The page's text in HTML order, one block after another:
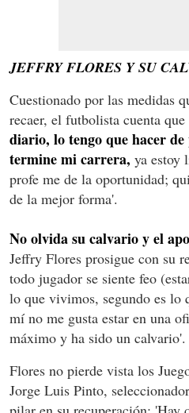
JEFFRY FLORES Y SU
Cuestionado por las medidas
recaer, el futbolista cuenta que
diario, lo tengo que hacer
termine mi carrera, ya estoy
profe me de la oportunidad;
de la mejor forma'.
No olvida su calvario y el
Jeffry Flores prosigue con su
todo jugador se siente feo
lo que vivimos, segundo es lo
mí no me gusta estar en una
máximo y ha sido un calvario'.
Flores no pierde vista los
Jorge Luis Pinto,